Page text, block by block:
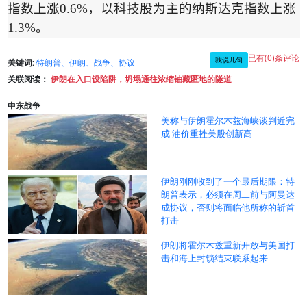
指数上涨0.6%，以科技股为主的纳斯达克指数上涨
1.3%。
关键词: 特朗普、伊朗、战争、协议 我说几句 已有(0)条评论
关联阅读： 伊朗在入口设陷阱，坍塌通往浓缩铀藏匿地的隧道
中东战争
美称与伊朗霍尔木兹海峡谈判近完
成 油价重挫美股创新高
伊朗刚刚收到了一个最后期限：特
朗普表示，必须在周二前与阿曼达
成协议，否则将面临他所称的斩首
打击
伊朗将霍尔木兹重新开放与美国打
击和海上封锁结束联系起来